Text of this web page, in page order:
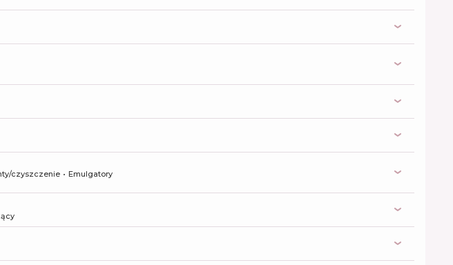
czyszczenie
Emulgatory